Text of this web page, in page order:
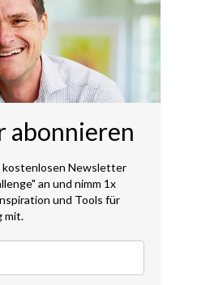
abonnieren
kostenlosen Newsletter
an und nimm 1x
und Tools für
mit.